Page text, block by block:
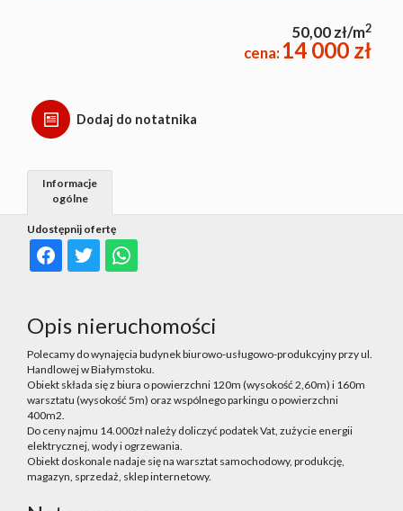
50,00 zł/m2
cena:14 000 zł
Dodaj do notatnika
Udostępnij ofertę
Informacje
ogólne
Opis nieruchomości
Polecamy do wynajęcia budynek biurowo-usługowo-produkcyjny przy ul.
Handlowej w Białymstoku.
Obiekt składa się z biura o powierzchni 120m (wysokość 2,60m) i 160m
warsztatu (wysokość 5m) oraz wspólnego parkingu o powierzchni
400m2.
Do ceny najmu 14.000zł należy doliczyć podatek Vat, zużycie energii
elektrycznej, wody i ogrzewania.
Obiekt doskonale nadaje się na warsztat samochodowy, produkcję,
magazyn, sprzedaż, sklep internetowy.